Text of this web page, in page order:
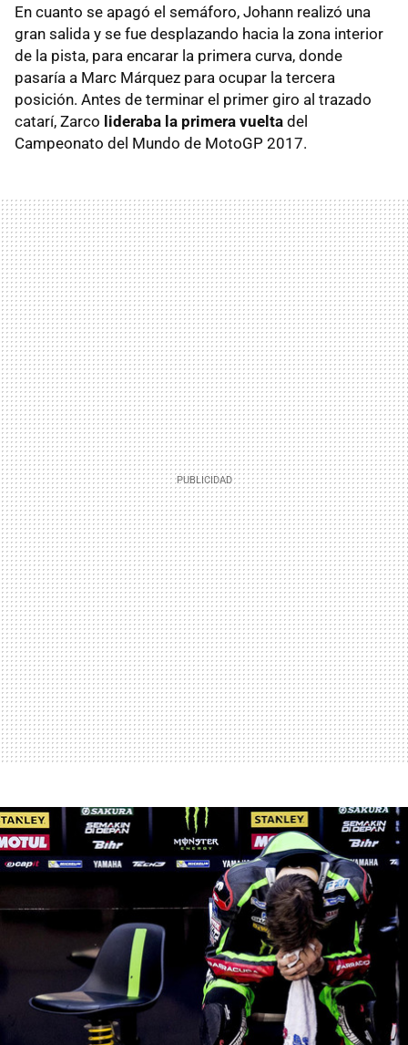
En cuanto se apagó el semáforo, Johann realizó una
gran salida y se fue desplazando hacia la zona interior
de la pista, para encarar la primera curva, donde
pasaría a Marc Márquez para ocupar la tercera
posición. Antes de terminar el primer giro al trazado
catarí, Zarco lideraba la primera vuelta del
Campeonato del Mundo de MotoGP 2017.